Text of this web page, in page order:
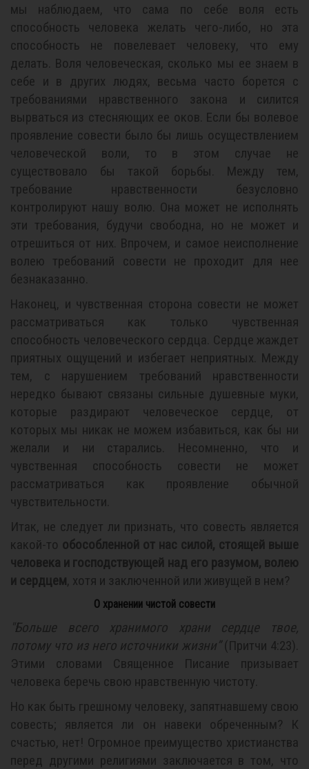
мы наблюдаем, что сама по себе воля есть
способность человека желать чего-либо, но эта
способность не повелевает человеку, что ему
делать. Воля человеческая, сколько мы ее знаем в
себе и в других людях, весьма часто борется с
требованиями нравственного закона и силится
вырваться из стесняющих ее оков. Если бы волевое
проявление совести было бы лишь осуществлением
человеческой воли, то в этом случае не
существовало бы такой борьбы. Между тем,
требование нравственности безусловно
контролируют нашу волю. Она может не исполнять
эти требования, будучи свободна, но не может и
отрешиться от них. Впрочем, и самое неисполнение
волею требований совести не проходит для нее
безнаказанно.
Наконец, и чувственная сторона совести не может
рассматриваться как только чувственная
способность человеческого сердца. Сердце жаждет
приятных ощущений и избегает неприятных. Между
тем, с нарушением требований нравственности
нередко бывают связаны сильные душевные муки,
которые раздирают человеческое сердце, от
которых мы никак не можем избавиться, как бы ни
желали и ни старались. Несомненно, что и
чувственная способность совести не может
рассматриваться как проявление обычной
чувствительности.
Итак, не следует ли признать, что совесть является
какой-то обособленной от нас силой, стоящей выше
человека и господствующей над его разумом, волею
и сердцем, хотя и заключенной или живущей в нем?
О хранении чистой совести
"Больше всего хранимого храни сердце твое,
потому что из него источники жизни”(Притчи 4:23).
Этими словами Священное Писание призывает
человека беречь свою нравственную чистоту.
Но как быть грешному человеку, запятнавшему свою
совесть; является ли он навеки обреченным? К
счастью, нет! Огромное преимущество христианства
перед другими религиями заключается в том, что